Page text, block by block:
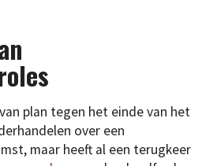
plan tegen het einde van het
over een
maar heeft al een terugkeer